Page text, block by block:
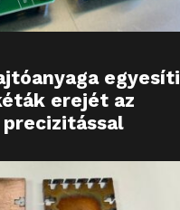
egyesíti
erejét az